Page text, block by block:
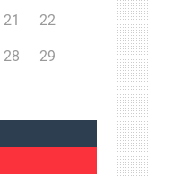
21 22
28 29